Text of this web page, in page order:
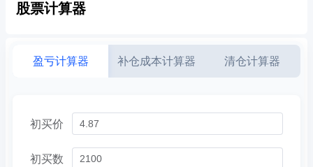
股票计算器
盈亏计算器 补仓成本计算器 清仓计算器
初买价
初买数